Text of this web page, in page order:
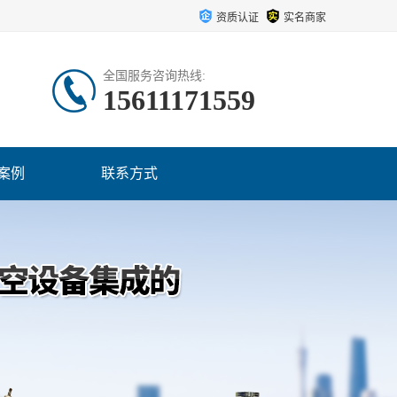
资质认证 实名商家
全国服务咨询热线:
15611171559
例 联系方式